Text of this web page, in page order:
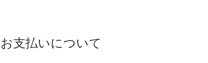
お支払いについて